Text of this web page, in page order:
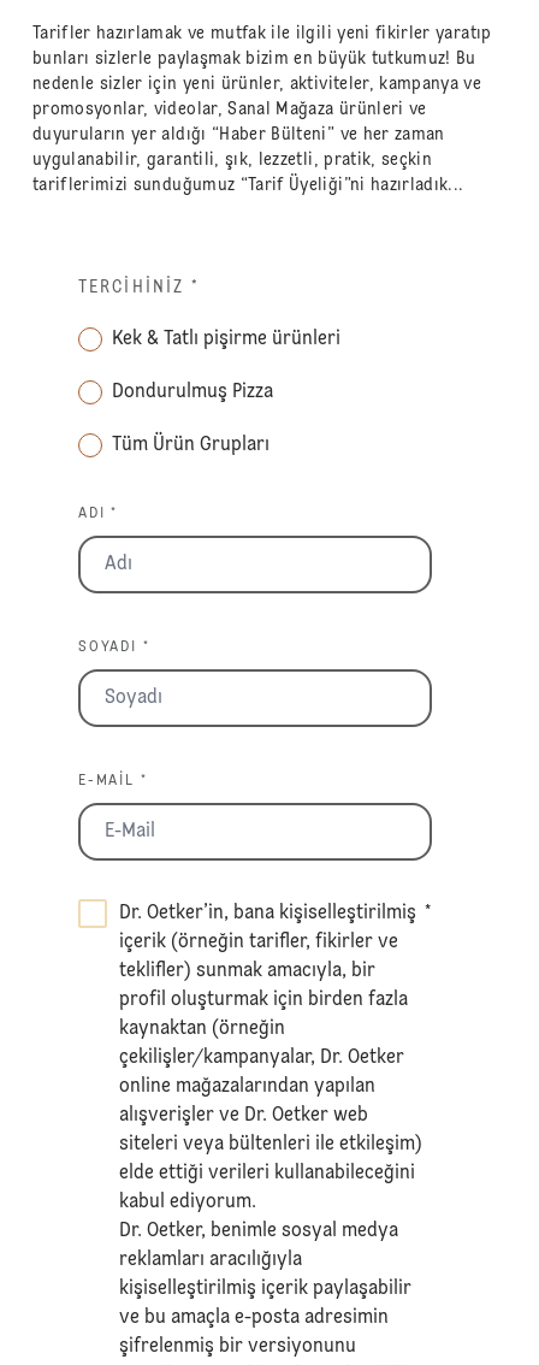
Tarifler hazırlamak ve mutfak ile ilgili yeni fikirler yaratıp
bunları sizlerle paylaşmak bizim en büyük tutkumuz! Bu
nedenle sizler için yeni ürünler, aktiviteler, kampanya ve
promosyonlar, videolar, Sanal Mağaza ürünleri ve
duyuruların yer aldığı “Haber Bülteni” ve her zaman
uygulanabilir, garantili, şık, lezzetli, pratik, seçkin
tariflerimizi sunduğumuz “Tarif Üyeliği”ni hazırladık...
TERCIHINIZ *
Kek & Tatlı pişirme ürünleri
Dondurulmuş Pizza
Tüm Ürün Grupları
ADI *
SOYADI *
E-MAIL *
Dr. Oetker’in, bana kişiselleştirilmiş
içerik (örneğin tarifler, fikirler ve
teklifler) sunmak amacıyla, bir
profil oluşturmak için birden fazla
kaynaktan (örneğin
çekilişler/kampanyalar, Dr. Oetker
online mağazalarından yapılan
alışverişler ve Dr. Oetker web
siteleri veya bültenleri ile etkileşim)
elde ettiği verileri kullanabileceğini
kabul ediyorum.
Dr. Oetker, benimle sosyal medya
reklamları aracılığıyla
kişiselleştirilmiş içerik paylaşabilir
ve bu amaçla e-posta adresimin
şifrelenmiş bir versiyonunu
*